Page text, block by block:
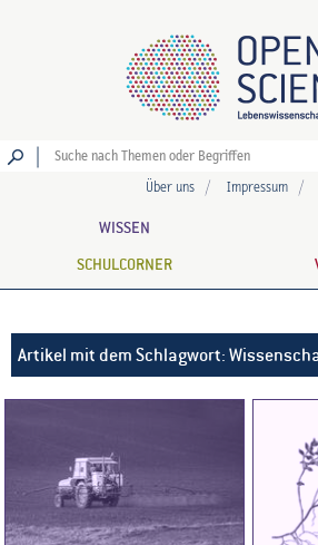
Über uns Impressum
WISSEN
SCHULCORNER
Artikel mit dem Schlagwort: